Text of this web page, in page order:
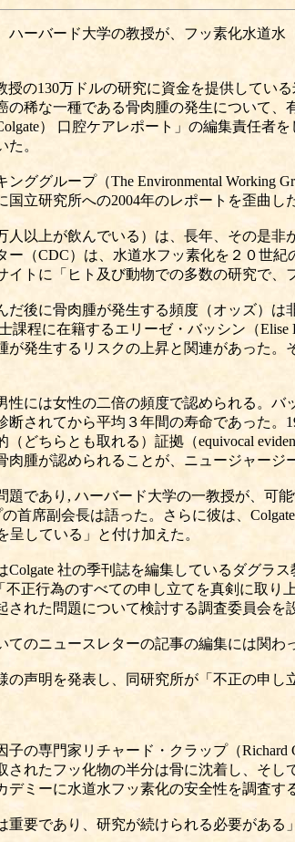
ーバード大学の教授が、フッ素化水道
授の130万ドルの研究に資金を提供して
稀な一種である骨肉腫の発生について
） 口腔ケアレポート」の編集責任者
。
ググループ（The Environmental Working
立研究所への2004年のレポートを歪曲し
以上が飲んでいる）は、長年、その是
（CDC）は、水道水フッ素化を２０世
トに「ヒト及び動物での多数の研究で
後に骨肉腫が発生する頻度（オッズ）
課程に在籍するエリーゼ・バッシン（
発生するリスクの上昇と関連があった
には女性の二倍の頻度で認められる。
されてから平均３年間の寿命であった
どちらとも取れる）証拠（equivocal
腫が認められることが、ニュージャージ
であり, ハーバード大学の一教授が、可
首席副会長は語った。さらに彼は、
呈している」と付け加えた。
社の季刊誌を編集しているダグラ
不正行為のすべての申し立てを真剣に取
れた問題について検討する調査委員会を
のニュースレターの記事の編集には関わ
声明を発表し、同研究所が「不正の申し
の専門家リチャード・クラップ（
れたフッ化物の半分は骨に沈着し、そ
ミーに水道水フッ素化の安全性を調査す
要であり、研究が続けられる必要があ